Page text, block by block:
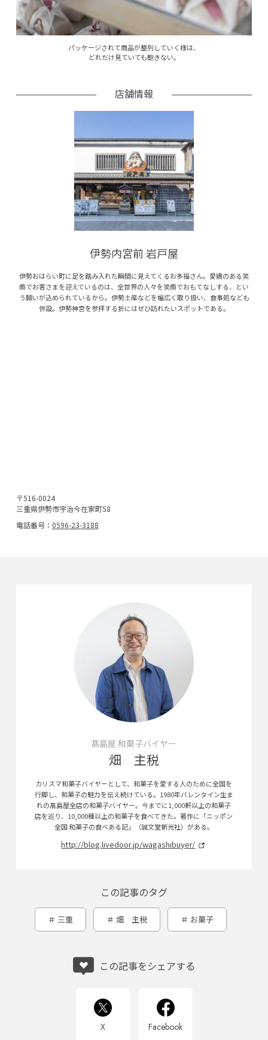
パッケージされて商品が整列していく様は、
どれだけ見ていても飽きない。
店舗情報
伊勢内宮前 岩戸屋
伊勢おはらい町に足を踏み入れた瞬間に見えてくるお多福さん。愛嬌のある笑
顔でお客さまを迎えているのは、全世界の人々を笑顔でおもてなしする、とい
う願いが込められているから。伊勢土産などを幅広く取り扱い、食事処なども
併設。伊勢神宮を参拝する折にはぜひ訪れたいスポットである。
〒516-0024
三重県伊勢市宇治今在家町58
電話番号： 0596-23-3188
髙島屋 和菓子バイヤー
畑 主税
カリスマ和菓子バイヤーとして、和菓子を愛する人のために全国を
行脚し、和菓子の魅力を伝え続けている。1980年バレンタイン生ま
れの髙島屋全店の和菓子バイヤー。今までに1,000軒以上の和菓子
店を巡り、10,000種以上の和菓子を食べてきた。著作に「ニッポン
全国 和菓子の食べある記」（誠文堂新光社）がある。
http://blog.livedoor.jp/wagashibuyer/
この記事のタグ
三重 畑 主税 お菓子
この記事をシェアする
X Facebook